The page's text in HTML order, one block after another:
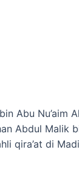
Abu Nu’aim
Abdul Malik
qira’at di